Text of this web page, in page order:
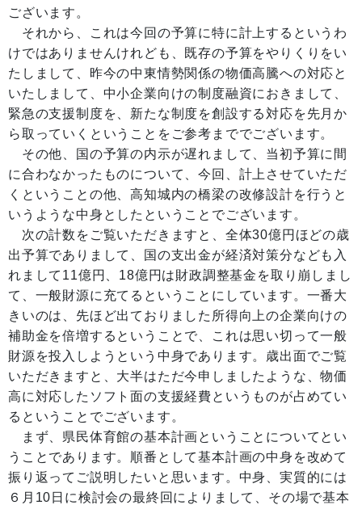
ございます。
それから、これは今回の予算に特に計上するというわ
けではありませんけれども、既存の予算をやりくりをい
たしまして、昨今の中東情勢関係の物価高騰への対応と
いたしまして、中小企業向けの制度融資におきまして、
緊急の支援制度を、新たな制度を創設する対応を先月か
ら取っていくということをご参考まででございます。
その他、国の予算の内示が遅れまして、当初予算に間
に合わなかったものについて、今回、計上させていただ
くということの他、高知城内の橋梁の改修設計を行うと
いうような中身としたということでございます。
次の計数をご覧いただきますと、全体30億円ほどの歳
出予算でありまして、国の支出金が経済対策分なども入
れまして11億円、18億円は財政調整基金を取り崩しまし
て、一般財源に充てるということにしています。一番大
きいのは、先ほど出ておりました所得向上の企業向けの
補助金を倍増するということで、これは思い切って一般
財源を投入しようという中身であります。歳出面でご覧
いただきますと、大半はただ今申しましたような、物価
高に対応したソフト面の支援経費というものが占めてい
るということでございます。
まず、県民体育館の基本計画ということについてとい
うことであります。順番として基本計画の中身を改めて
振り返ってご説明したいと思います。中身、実質的には
６月10日に検討会の最終回によりまして、その場で基本